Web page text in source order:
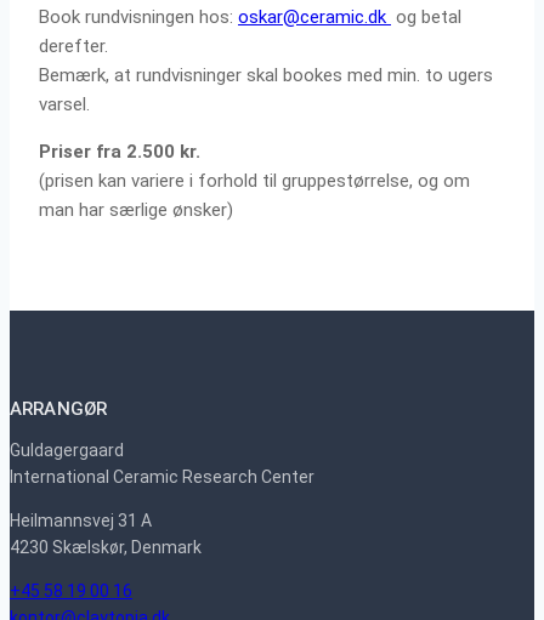
Book rundvisningen hos: oskar@ceramic.dk og betal
derefter.
Bemærk, at rundvisninger skal bookes med min. to ugers
varsel.
Priser fra 2.500 kr.
(prisen kan variere i forhold til gruppestørrelse, og om
man har særlige ønsker)
ARRANGØR
Guldagergaard
International Ceramic Research Center
Heilmannsvej 31 A
4230 Skælskør, Denmark
+45 58 19 00 16